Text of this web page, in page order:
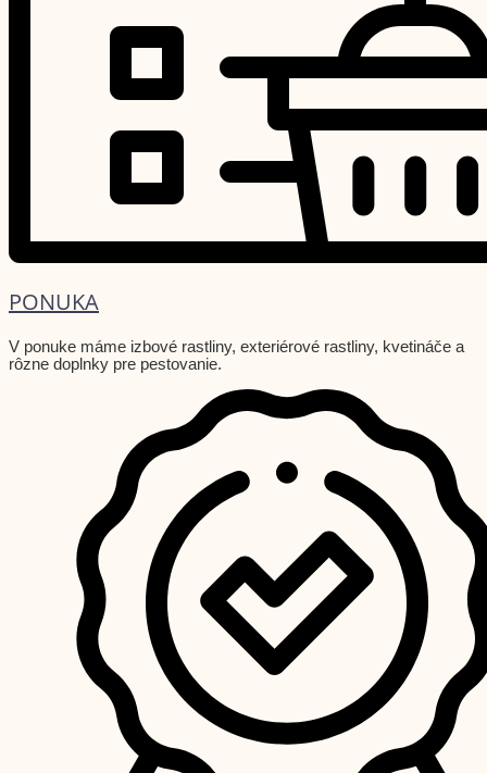
PONUKA
V ponuke máme izbové rastliny, exteriérové rastliny, kvetináče a
rôzne doplnky pre pestovanie.